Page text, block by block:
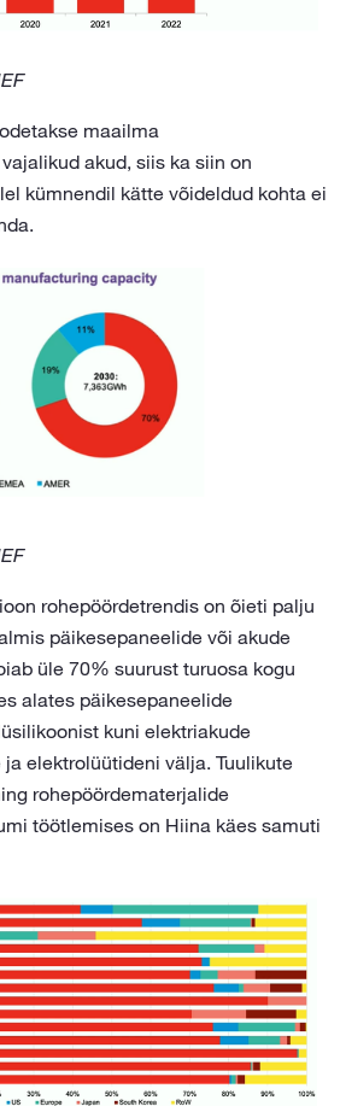
maailma
akud, siis ka siin on
kümnendil kätte võideldud kohta ei
rohepöördetrendis on õieti palju
päikesepaneelide või akude
üle 70% suurust turuosa kogu
alates päikesepaneelide
kuni elektriakude
elektrolüütideni välja. Tuulikute
rohepöördematerjalide
töötlemises on Hiina käes samuti